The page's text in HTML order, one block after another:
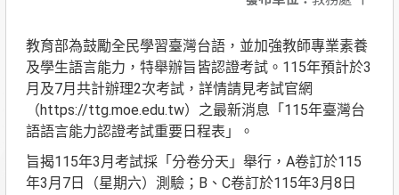
教育部為鼓勵全民學習臺灣台語，並加強教師專業素養
及學生語言能力，特舉辦旨皆認證考試。115年預計於3
月及7月共計辦理2次考試，詳情請見考試官網
（https://ttg.moe.edu.tw）之最新消息「115年臺灣台
語語言能力認證考試重要日程表」。
旨揭115年3月考試採「分卷分天」舉行，A卷訂於115
年3月7日（星期六）測驗；B、C卷訂於115年3月8日